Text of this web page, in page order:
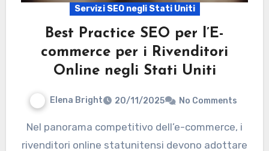
Servizi SEO negli Stati Uniti
Best Practice SEO per l’E-
commerce per i Rivenditori
Online negli Stati Uniti
Elena Bright 20/11/2025 No Comments
Nel panorama competitivo dell’e-commerce, i
rivenditori online statunitensi devono adottare